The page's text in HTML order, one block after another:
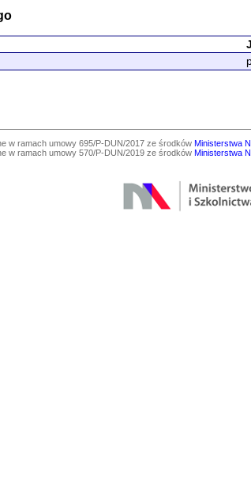
w ramach umowy 695/P-DUN/2017 ze środków Ministerstwa
w ramach umowy 570/P-DUN/2019 ze środków Ministerstwa